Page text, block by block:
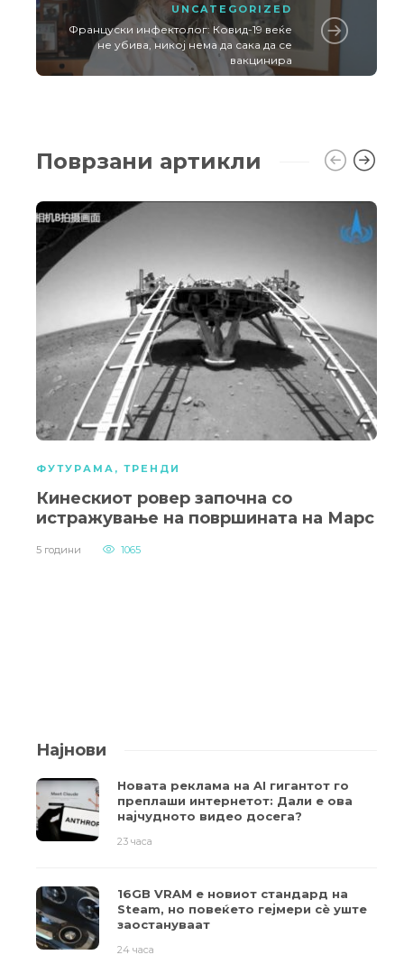
UNCATEGORIZED
Француски инфектолог: Ковид-19 веќе
не убива, никој нема да сака да се
вакцинира
Поврзани артикли
ФУТУРАМА , ТРЕНДИ
Кинескиот ровер започна со
истражување на површината на Марс
5 години 1065
Најнови
Новата реклама на AI гигантот го
преплаши интернетот: Дали е ова
најчудното видео досега?
23 часа
16GB VRAM е новиот стандард на
Steam, но повеќето гејмери ​​сè уште
заостануваат
24 часа